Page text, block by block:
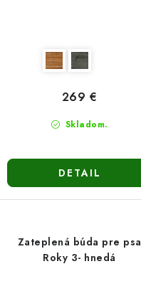
Skladom.
269 €
DETAIL
Zateplená búda pre psa
Roky 3- hnedá